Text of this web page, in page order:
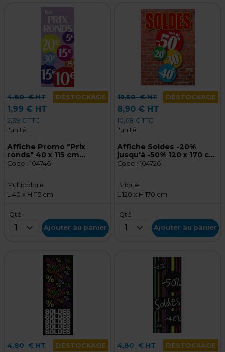
4,80€ HT DÉSTOCKAGE
1,99 € HT
2,39 € TTC
l'unité
Affiche Promo "Prix
ronds" 40 x 115 cm
multicolore
Code : 104746
Multicolore
L 40 x H 115 cm
Qté
1 Ajouter au panier
19,50€ HT DÉSTOCKAGE
8,90 € HT
10,68 € TTC
l'unité
Affiche Soldes -20%
jusqu'à -50% 120 x 170 cm
fond brique
Code : 104726
Brique
L 120 x H 170 cm
Qté
1 Ajouter au panier
4,80€ HT DÉSTOCKAGE 4,80€ HT DÉSTOCKAGE